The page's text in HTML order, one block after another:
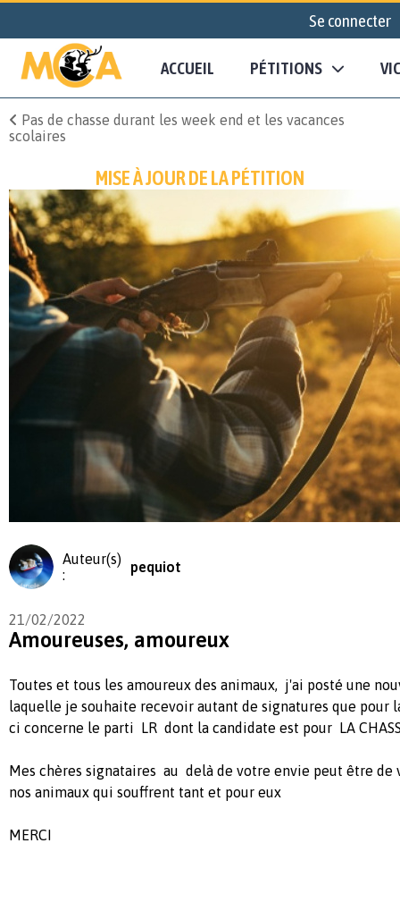
Se connecter
ACCUEIL PÉTITIONS
Pas de chasse durant les week end et les vacances
scolaires
MISE À JOUR DE LA PÉTITION
Auteur(s)
:
pequiot
21/02/2022
Amoureuses, amoureux
Toutes et tous les amoureux des animaux, j'ai posté une
laquelle je souhaite recevoir autant de signatures que pour
ci concerne le parti LR dont la candidate est pour LA
Mes chères signataires au delà de votre envie peut être de
nos animaux qui souffrent tant et pour eux
MERCI